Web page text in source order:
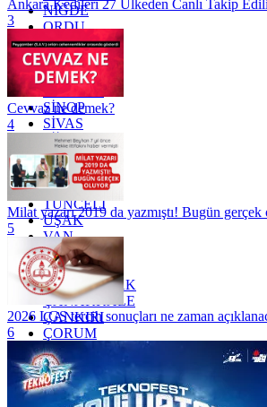
NİĞDE
ORDU
OSMANİYE
RİZE
SAKARYA
SAMSUN
SİNOP
SİVAS
SİİRT
TEKİRDAĞ
TOKAT
TRABZON
TUNCELİ
UŞAK
VAN
YALOVA
YOZGAT
ZONGULDAK
ÇANAKKALE
ÇANKIRI
ÇORUM
İSTANBUL
İZMİR
ŞANLIURFA
ŞIRNAK
Ankara Kedileri 27 Ülkeden Canlı Takip
3
Cevvaz ne demek?
4
Milat yazarı 2019 da yazmıştı! Bugün
5
2026 LGS tercih sonuçları ne zaman
6